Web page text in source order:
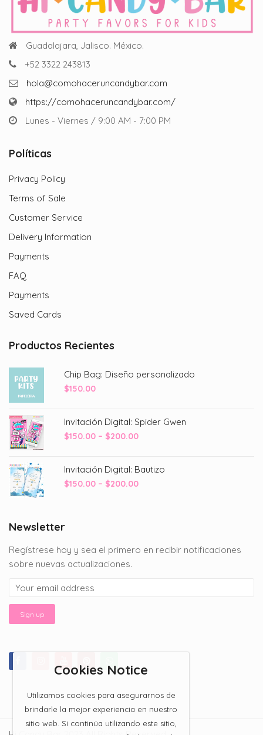
Guadalajara, Jalisco. México.
+52 3322 243813
hola@comohaceruncandybar.com
https://comohaceruncandybar.com/
Lunes - Viernes / 9:00 AM - 7:00 PM
Políticas
Privacy Policy
Terms of Sale
Customer Service
Delivery Information
Payments
FAQ
Payments
Saved Cards
Productos Recientes
Chip Bag: Diseño personalizado
$150.00
Invitación Digital: Spider Gwen
$150.00 – $200.00Price
through
$200.00
Invitación Digital: Bautizo
$150.00 – $200.00Price
Newsletter
Regístrese hoy y sea el primero en recibir notificaciones
sobre nuevas actualizaciones.
Cookies Notice
Utilizamos cookies para asegurarnos de
brindarle la mejor experiencia en nuestro
sitio web. Si continúa utilizando este sitio,